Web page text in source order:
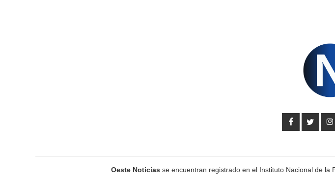
Oeste Noticias se encuentran registrado en el Instituto Nacional de la